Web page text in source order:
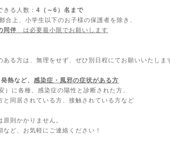
る人数： 4（～6）名まで
合上、小学生以下のお子様の保護者を除き、
同伴 は必要最小限でお願いします
ある方は、無理をせず、ぜひ別日程にてお願いいたしま
熱など、 感染症・風邪の症状がある方
）に各種、感染症の陽性と診断された方、
と同居されている方、接触されている方など
原則かかりません。
など、お気軽にご連絡ください！